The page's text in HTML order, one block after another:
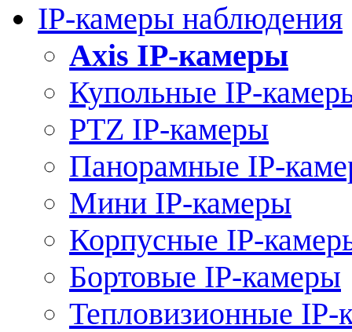
IP-камеры наблюдения
Axis IP-камеры
Купольные IP-
PTZ IP-камеры
Панорамные IP-
Мини IP-камеры
Корпусные IP-
Бортовые IP-камеры
Тепловизионные IP-